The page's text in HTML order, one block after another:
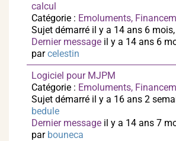
calcul
Catégorie : Emoluments,
Sujet démarré il y a 14 ans 6
Dernier message il y a 14 ans 6
parcelestin
Logiciel pour MJPM
Catégorie : Emoluments,
Sujet démarré il y a 16 ans 2
bedule
Dernier message il y a 14 ans 7
par bouneca